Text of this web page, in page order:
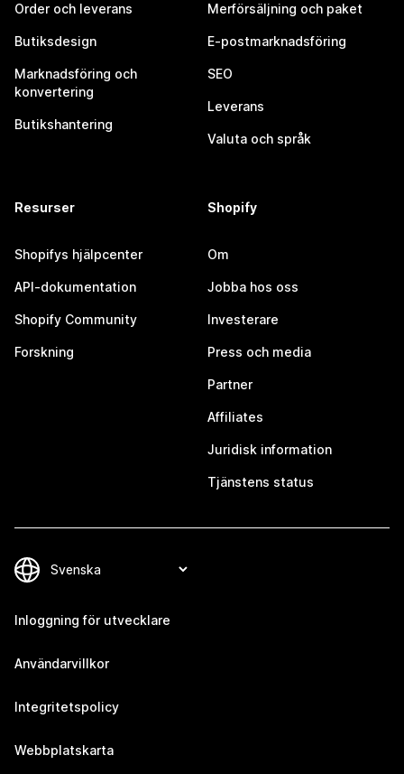
Order och leverans
Butiksdesign
Marknadsföring och
konvertering
Butikshantering
Merförsäljning och paket
E-postmarknadsföring
SEO
Leverans
Valuta och språk
Resurser
Shopifys hjälpcenter
API-dokumentation
Shopify Community
Forskning
Shopify
Om
Jobba hos oss
Investerare
Press och media
Partner
Affiliates
Juridisk information
Tjänstens status
Inloggning för utvecklare
Användarvillkor
Integritetspolicy
Webbplatskarta